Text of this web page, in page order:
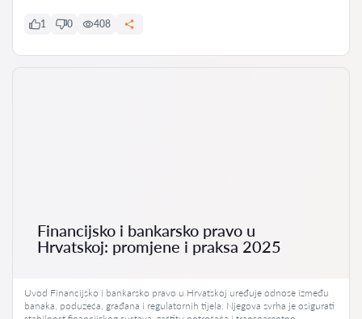
1 0 408
Financijsko i bankarsko pravo u
Hrvatskoj: promjene i praksa 2025
Uvod Financijsko i bankarsko pravo u Hrvatskoj uređuje odnose između
banaka, poduzeća, građana i regulatornih tijela. Njegova svrha je osigurati